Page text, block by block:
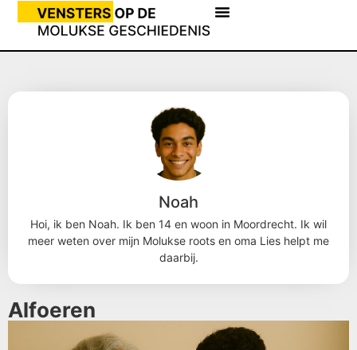
Noah
Hoi, ik ben Noah. Ik ben 14 en woon in Moordrecht. Ik wil
meer weten over mijn Molukse roots en oma Lies helpt me
daarbij.
Alfoeren